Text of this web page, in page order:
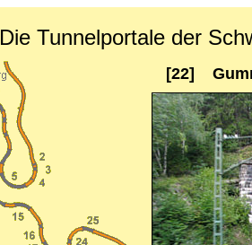
Die Tunnelportale der
[22]